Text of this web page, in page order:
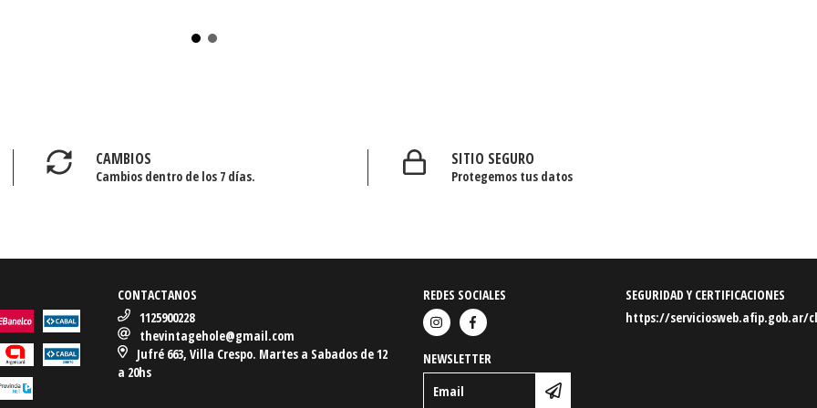
CAMBIOS
Cambios dentro de los 7 días.
SITIO SEGURO
Protegemos tus datos
CONTACTANOS
1125900228
thevintagehole@gmail.com
Jufré 663, Villa Crespo. Martes a Sabados de 12
a 20hs
REDES SOCIALES
NEWSLETTER
SEGURIDAD Y CERTIFICACIONES
https://serviciosweb.afip.gob.ar/